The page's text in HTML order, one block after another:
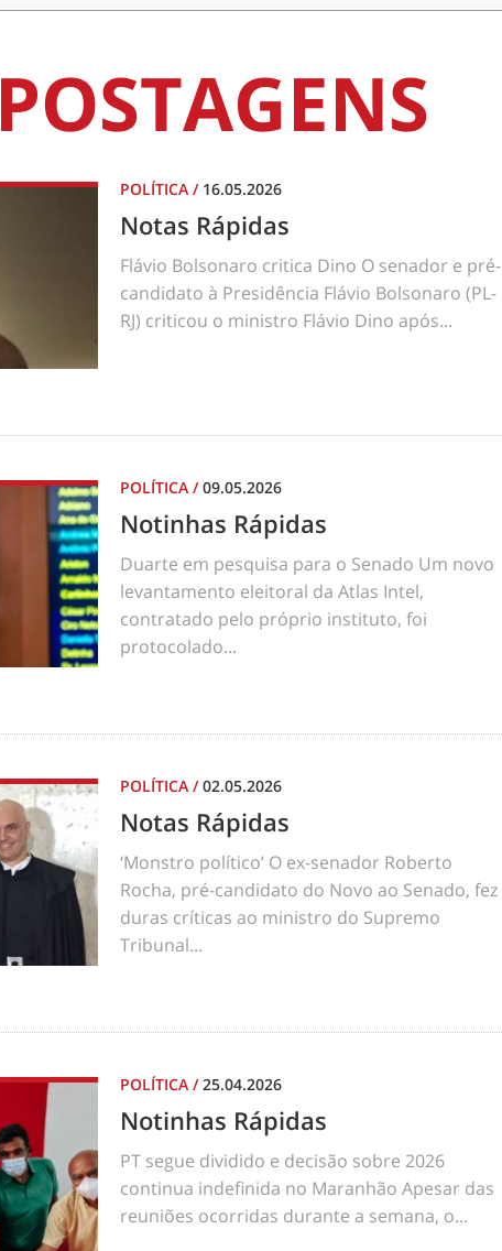
POSTAGENS
POLÍTICA / 16.05.2026
Notas Rápidas
Flávio Bolsonaro critica Dino O senador e pré-
candidato à Presidência Flávio Bolsonaro (PL-
RJ) criticou o ministro Flávio Dino após...
POLÍTICA /09.05.2026
Notinhas Rápidas
Duarte em pesquisa para o Senado Um novo
levantamento eleitoral da Atlas Intel,
contratado pelo próprio instituto, foi
protocolado...
POLÍTICA /02.05.2026
Notas Rápidas
‘Monstro político’ O ex-senador Roberto
Rocha, pré-candidato do Novo ao Senado, fez
duras críticas ao ministro do Supremo
Tribunal...
POLÍTICA /25.04.2026
Notinhas Rápidas
PT segue dividido e decisão sobre 2026
continua indefinida no Maranhão Apesar das
reuniões ocorridas durante a semana, o...